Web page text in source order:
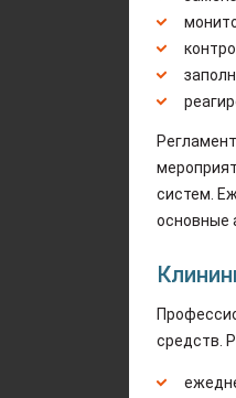
систем.
основные
средств.